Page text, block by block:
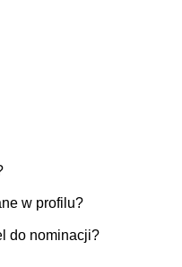
w profilu?
do nominacji?